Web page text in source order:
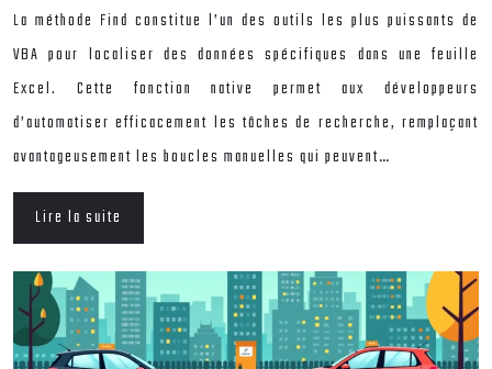
La méthode Find constitue l’un des outils les plus puissants de
VBA pour localiser des données spécifiques dans une feuille
Excel. Cette fonction native permet aux développeurs
d’automatiser efficacement les tâches de recherche, remplaçant
avantageusement les boucles manuelles qui peuvent…
Lire la suite